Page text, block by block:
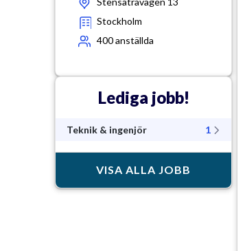
Stockholm
400anställda
Lediga jobb!
Teknik & ingenjör 1
VISA ALLA JOBB